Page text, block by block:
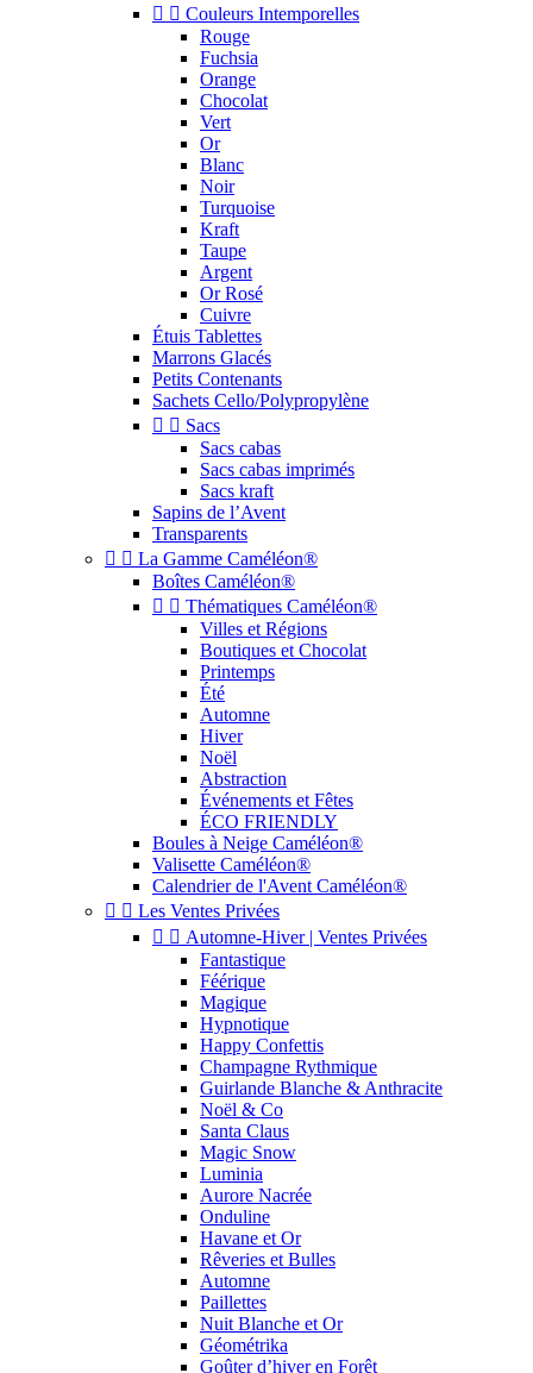
  Couleurs Intemporelles
Rouge
Fuchsia
Orange
Chocolat
Vert
Or
Blanc
Noir
Turquoise
Kraft
Taupe
Argent
Or Rosé
Cuivre
Étuis Tablettes
Marrons Glacés
Petits Contenants
Sachets Cello/Polypropylène
  Sacs
Sacs cabas
Sacs cabas imprimés
Sacs kraft
Sapins de l’Avent
Transparents
  La Gamme Caméléon®
Boîtes Caméléon®
  Thématiques Caméléon®
Villes et Régions
Boutiques et Chocolat
Printemps
Été
Automne
Hiver
Noël
Abstraction
Événements et Fêtes
ÉCO FRIENDLY
Boules à Neige Caméléon®
Valisette Caméléon®
Calendrier de l'Avent Caméléon®
  Les Ventes Privées
  Automne-Hiver | Ventes Privées
Fantastique
Féérique
Magique
Hypnotique
Happy Confettis
Champagne Rythmique
Guirlande Blanche & Anthracite
Noël & Co
Santa Claus
Magic Snow
Luminia
Aurore Nacrée
Onduline
Havane et Or
Rêveries et Bulles
Automne
Paillettes
Nuit Blanche et Or
Géométrika
Goûter d’hiver en Forêt